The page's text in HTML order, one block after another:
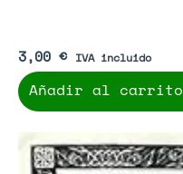
3,00 € IVA incluido
Añadir al carrito